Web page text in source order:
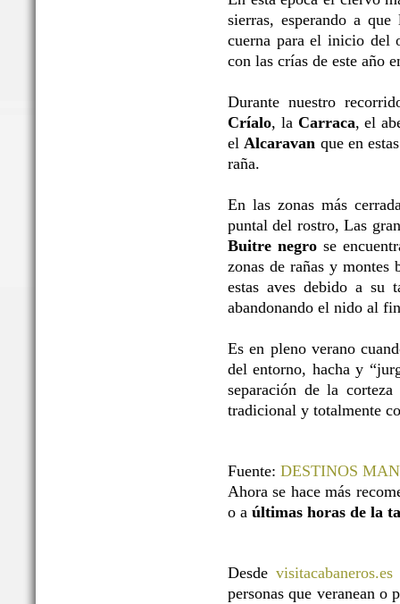
sierras, esperando a
cuerna para el inicio del
con las crías de este año
Durante nuestro
Críalo, la Carraca, el
elAlcaravan que en
raña.
En las zonas más
puntal del rostro, Las
Buitre negrose
zonas de rañas y
estas aves debido a su
abandonando el nido al
Es en pleno verano
del entorno, hacha y
separación de la
tradicional y totalmente
Fuente: DESTINOS
Ahora se hace más
o a últimas horas de la
Desdevisitacabaneros.es
personas que veranean o